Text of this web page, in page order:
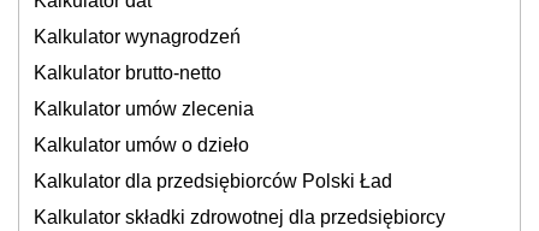
Kalkulator wynagrodzeń
Kalkulator brutto-netto
Kalkulator umów zlecenia
Kalkulator umów o dzieło
Kalkulator dla przedsiębiorców Polski Ład
Kalkulator składki zdrowotnej dla przedsiębiorcy